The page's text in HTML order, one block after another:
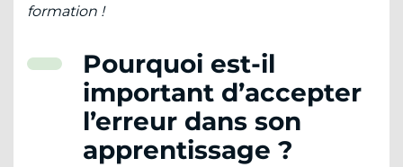
formation !
Pourquoi est-il
important d’accepter
l’erreur dans son
apprentissage ?